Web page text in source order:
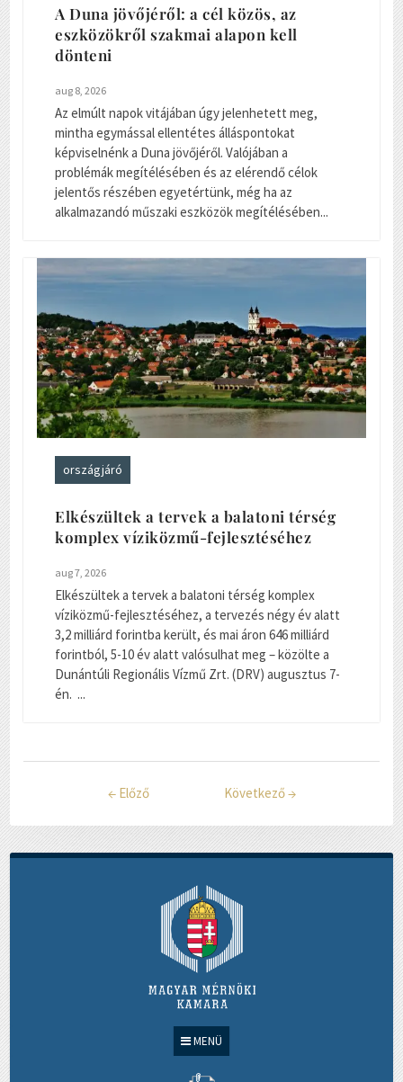
MENÜ
A Duna jövőjéről: a cél közös, az
eszközökről szakmai alapon kell
dönteni
aug 8, 2026
Az elmúlt napok vitájában úgy jelenhetett meg,
mintha egymással ellentétes álláspontokat
képviselnénk a Duna jövőjéről. Valójában a
problémák megítélésében és az elérendő célok
jelentős részében egyetértünk, még ha az
alkalmazandó műszaki eszközök megítélésében...
országjáró
Elkészültek a tervek a balatoni térség
komplex víziközmű-fejlesztéséhez
aug 7, 2026
Elkészültek a tervek a balatoni térség komplex
víziközmű-fejlesztéséhez, a tervezés négy év alatt
3,2 milliárd forintba került, és mai áron 646 milliárd
forintból, 5-10 év alatt valósulhat meg – közölte a
Dunántúli Regionális Vízmű Zrt. (DRV) augusztus 7-
én. ...
← Előző Következő→